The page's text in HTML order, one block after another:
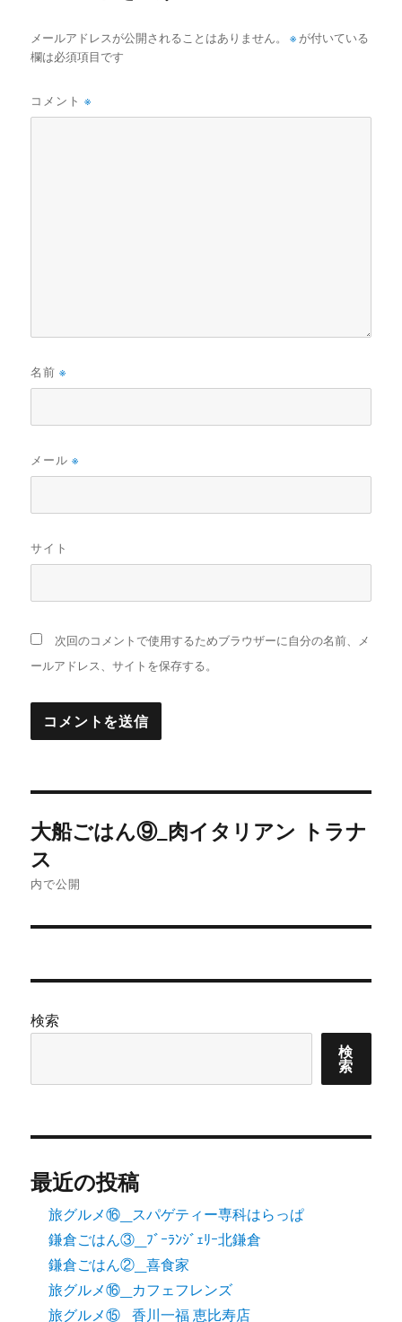
o
k
n
メールアドレスが公開されることはありません。 ※が付いている
欄は必須項目です
コメント※
名前※
メール※
サイト
次回のコメントで使用するためブラウザーに自分の名前、メ
ールアドレス、サイトを保存する。
稿
ナ
ビ
シ
大船ごはん⑨_肉イタリアン トラナ
ス
内で公開
検索
検
索
最近の投稿
旅グルメ⑯_スパゲティー専科はらっぱ
鎌倉ごはん③_ﾌﾞｰﾗﾝｼﾞｪﾘｰ北鎌倉
鎌倉ごはん②_喜食家
旅グルメ⑯_カフェフレンズ
旅グルメ⑮_香川一福 恵比寿店